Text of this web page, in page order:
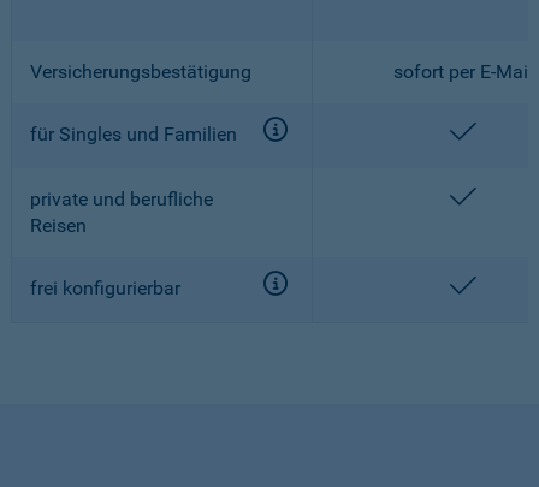
Versicherungsbestätigung sofort per E-Mail
für Singles und Familien
private und berufliche
Reisen
frei konfigurierbar